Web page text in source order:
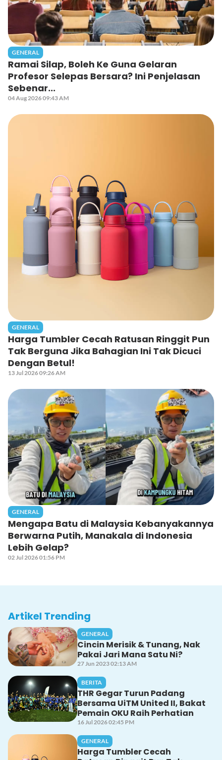
GENERAL
Ramai Silap, Boleh Ke Guna Gelaran
Profesor Selepas Bersara? Ini Penjelasan
Sebenar...
04 Aug 2026 09:43 AM
GENERAL
Harga Tumbler Cecah Ratusan Ringgit Pun
Tak Berguna Jika Bahagian Ini Tak Dicuci
Dengan Betul!
13 Jul 2026 09:26 AM
GENERAL
Mengapa Batu di Malaysia Kebanyakannya
Berwarna Putih, Manakala di Indonesia
Lebih Gelap?
02 Jul 2026 01:56 PM
Artikel Trending
GENERAL
Cincin Merisik & Tunang, Nak
Pakai Jari Mana Satu Ni?
27 Jun 2023 02:13 AM
BERITA
THR Gegar Turun Padang
Bersama UiTM United II, Bakat
Pemain OKU Raih Perhatian
16 Jul 2026 02:45 PM
GENERAL
Harga Tumbler Cecah